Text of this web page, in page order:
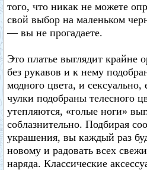
того, что никак не можете
свой выбор на маленьком
— вы не прогадаете.
Это платье выглядит крайне
без рукавов и к нему
модного цвета, и
чулки подобраны телесного
утепляются, «голые ноги»
соблазнительно. Подбирая
украшения, вы каждый раз
новому и радовать всех
наряда. Классические